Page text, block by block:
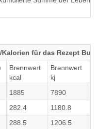
für das Rezept
Brennwert
kcal
Brennwert
kj
1885 7890
282.4 1180.8
288.5 1206.5